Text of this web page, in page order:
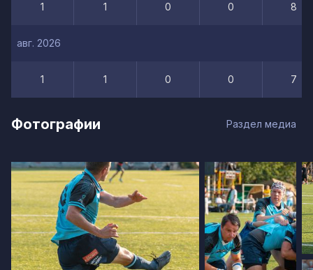
1 1 0 0 8
авг. 2026
1 1 0 0 7
Фотографии Раздел медиа